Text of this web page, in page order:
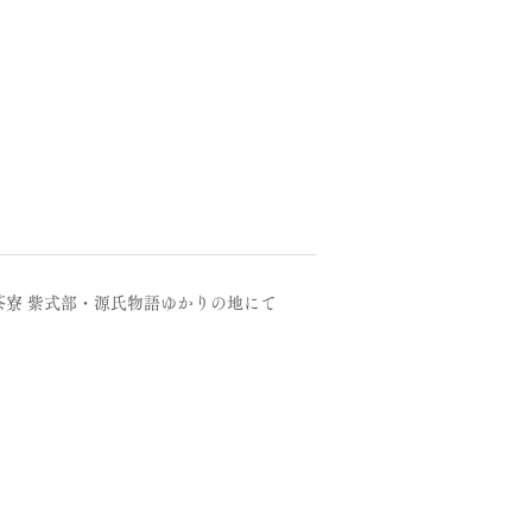
寮 ​紫式部・源氏物語ゆかりの地にて